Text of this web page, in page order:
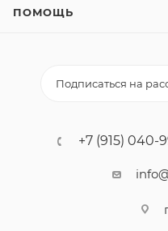
ПОМОЩЬ
Подписаться на
+7 (915) 040-